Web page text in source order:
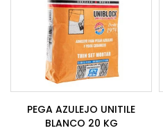
PEGA AZULEJO UNITILE
BLANCO 20 KG